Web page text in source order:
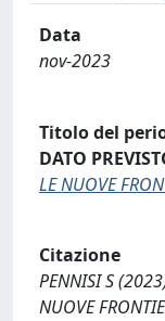
Data
nov-2023
Titolo del
DATO
LE NUOVE
Citazione
PENNISI S
NUOVE